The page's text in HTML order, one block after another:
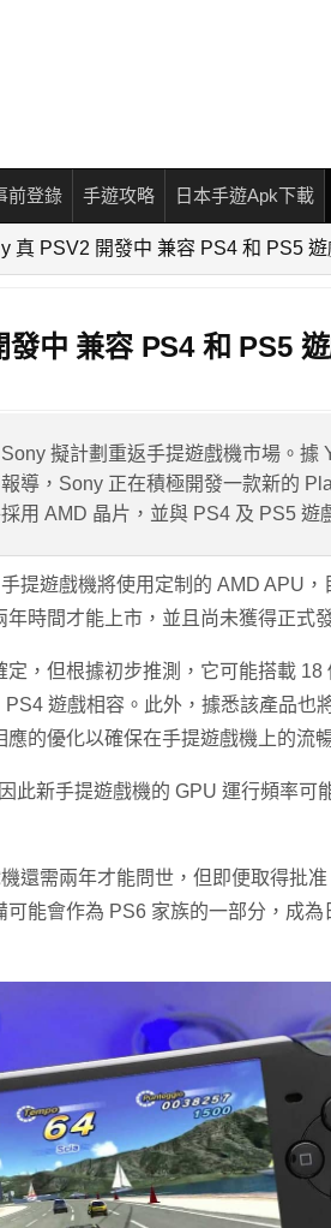
前登錄 手遊攻略 日本手遊Apk下載
真 PSV2 開發中 兼容 PS4 和 PS5 遊
中 兼容 PS4 和 PS5
擬計劃重返手提遊戲機市場。據
導，Sony 正在積極開發一款新的
用 AMD 晶片，並與 PS4 及 PS5 遊
提遊戲機將使用定制的 AMD APU，
時間才能上市，並且尚未獲得正式
，但根據初步推測，它可能搭載 18
遊戲相容。此外，據悉該產品也
的優化以確保在手提遊戲機上的流
此新手提遊戲機的 GPU 運行頻率可
還需兩年才能問世，但即便取得批
能會作為 PS6 家族的一部分，成為